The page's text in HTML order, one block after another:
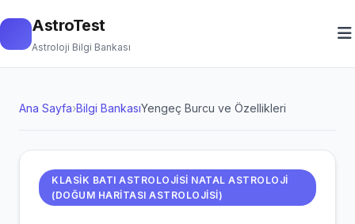
AstroTest
Astroloji Bilgi Bankası
Ana Sayfa›Bilgi BankasıYengeç Burcu ve Özellikleri
KLASIK BATI ASTROLOJISI NATAL ASTROLOJI
(DOĞUM HARITASI ASTROLOJISI)